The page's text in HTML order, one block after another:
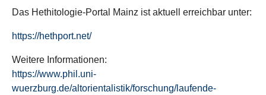
Das Hethitologie-Portal Mainz ist aktuell erreichbar unter:
https://hethport.net/
Weitere Informationen:
https://www.phil.uni-
wuerzburg.de/altorientalistik/forschung/laufende-